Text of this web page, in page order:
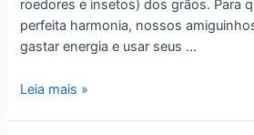
roedores e insetos) dos grãos. Para
perfeita harmonia, nossos
gastar energia e usar seus …
Enriquecimento
Leia mais »